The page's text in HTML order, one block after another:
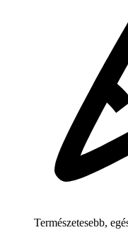
Természetesebb,